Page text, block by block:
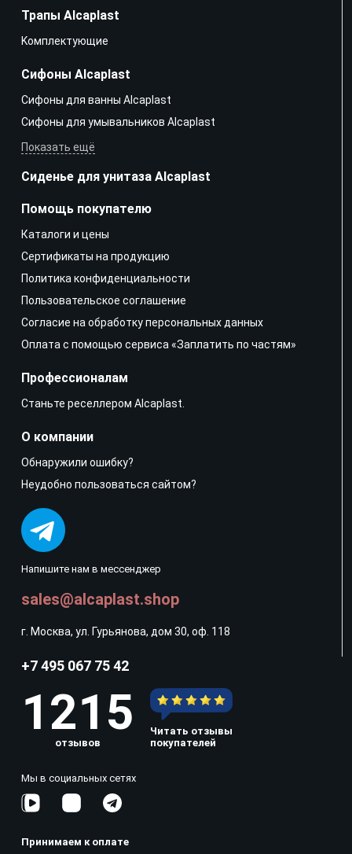
Трапы Alcaplast
Kомплектующие
Сифоны Alcaplast
Сифоны для ванны Alcaplast
Сифоны для умывальников Alcaplast
Показать ещё
Сиденье для унитаза Alcaplast
Напишите нам в мессенджер
sales@alcaplast.shop
г. Москва, ул. Гурьянова, дом 30, оф. 118
Помощь покупателю
Каталоги и цены
Сертификаты на продукцию
Политика конфиденциальности
Пользовательское соглашение
Согласие на обработку персональных данных
Оплата с помощью сервиса «Заплатить по частям»
Профессионалам
Станьте реселлером Alcaplast.
О компании
Обнаружили ошибку?
Неудобно пользоваться сайтом?
+7 495 067 75 42
1215
отзывов
Читать отзывы
покупателей
Мы в социальных сетях
Принимаем к оплате